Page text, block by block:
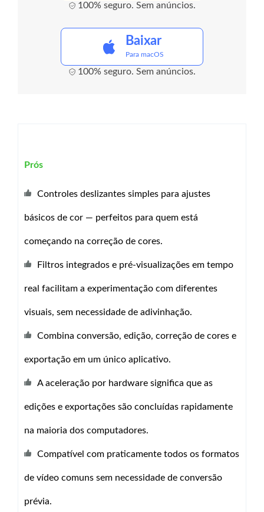
100% seguro. Sem anúncios.
Baixar
Para macOS
100% seguro. Sem anúncios.
Prós
Controles deslizantes simples para ajustes
básicos de cor — perfeitos para quem está
começando na correção de cores.
Filtros integrados e pré-visualizações em tempo
real facilitam a experimentação com diferentes
visuais, sem necessidade de adivinhação.
Combina conversão, edição, correção de cores e
exportação em um único aplicativo.
A aceleração por hardware significa que as
edições e exportações são concluídas rapidamente
na maioria dos computadores.
Compatível com praticamente todos os formatos
de vídeo comuns sem necessidade de conversão
prévia.